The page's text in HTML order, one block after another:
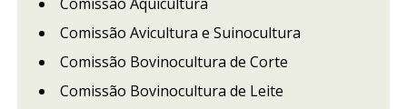
Comissão Avicultura e Suinocultura
Comissão Bovinocultura de Corte
Comissão Bovinocultura de Leite